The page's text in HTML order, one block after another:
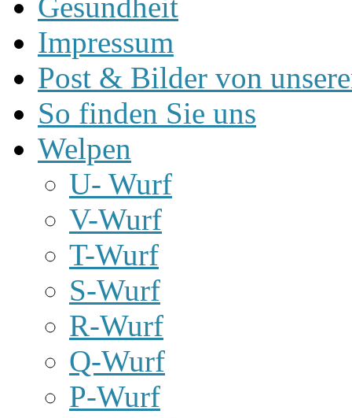
Impressum
Post & Bilder von
So finden Sie uns
Welpen
U- Wurf
V-Wurf
T-Wurf
S-Wurf
R-Wurf
Q-Wurf
P-Wurf